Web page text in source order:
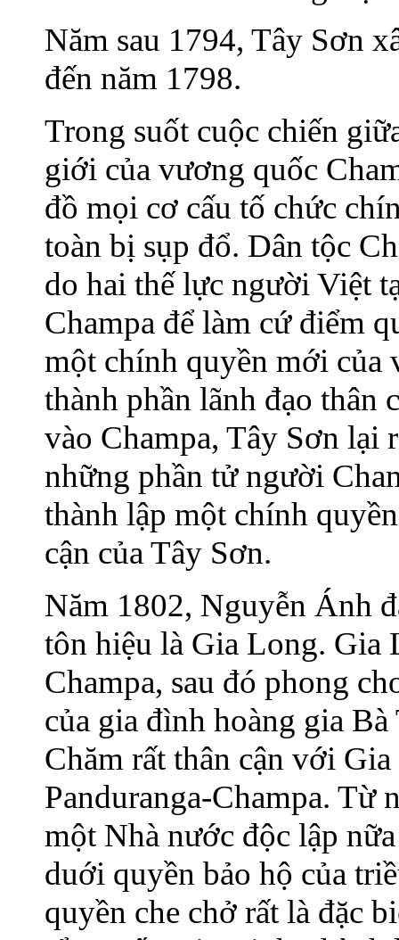
Năm sau 1794, Tây Sơn
đến năm 1798.
Trong suốt cuộc chiến
giới của vương quốc
đồ mọi cơ cấu tố chức
toàn bị sụp đổ. Dân tộc
do hai thế lực người Việt
Champa để làm cứ điểm
một chính quyền mới của
thành phần lãnh đạo
vào Champa, Tây Sơn lại
những phần tử người
thành lập một chính
cận của Tây Sơn.
Năm 1802, Nguyễn Ánh
tôn hiệu là Gia Long. Gia
Champa, sau đó phong
của gia đình hoàng gia
Chăm rất thân cận với
Panduranga-Champa. Từ
một Nhà nước độc lập
duới quyền bảo hộ của
quyền che chở rất là đặc